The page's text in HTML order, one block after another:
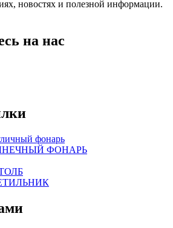
новостях и полезной информации.
на нас
фонарь
ФОНАРЬ